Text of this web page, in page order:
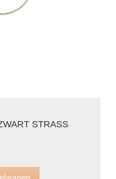
STRASS